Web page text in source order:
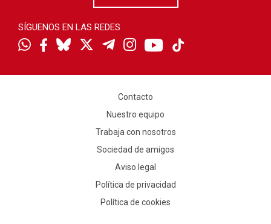
SÍGUENOS EN LAS REDES
Contacto
Nuestro equipo
Trabaja con nosotros
Sociedad de amigos
Aviso legal
Política de privacidad
Política de cookies